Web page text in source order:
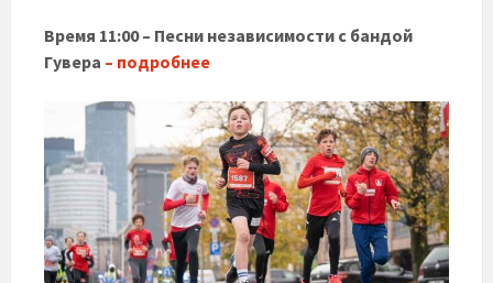
Время 11:00 – Песни независимости с бандой
Гувера – подробнее